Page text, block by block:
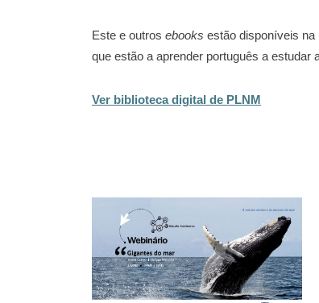
Este e outrosebooks estão disponíveis na
que estão a aprender português a
Ver biblioteca digital de PLNM